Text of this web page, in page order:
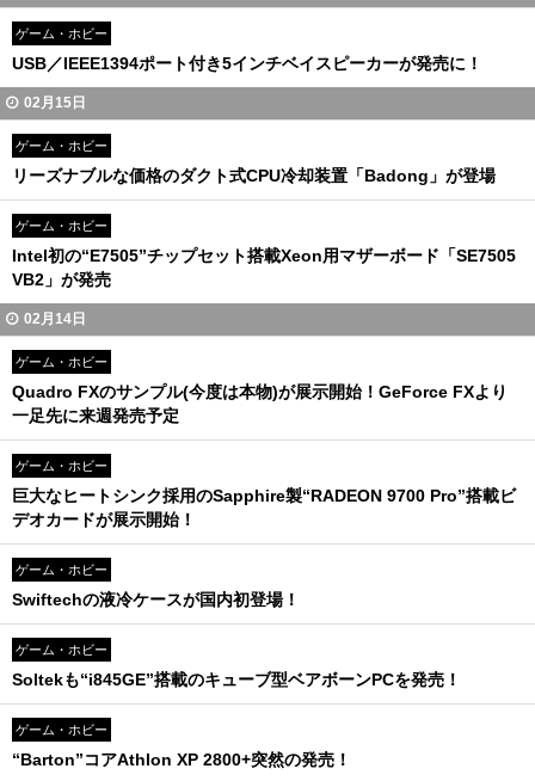
ゲーム・ホビー
USB／IEEE1394ポート付き5インチベイスピーカーが発売に！
02月15日
ゲーム・ホビー
リーズナブルな価格のダクト式CPU冷却装置「Badong」が登場
ゲーム・ホビー
Intel初の“E7505”チップセット搭載Xeon用マザーボード「SE7505
VB2」が発売
02月14日
ゲーム・ホビー
Quadro FXのサンプル(今度は本物)が展示開始！GeForce FXより
一足先に来週発売予定
ゲーム・ホビー
巨大なヒートシンク採用のSapphire製“RADEON 9700 Pro”搭載ビ
デオカードが展示開始！
ゲーム・ホビー
Swiftechの液冷ケースが国内初登場！
ゲーム・ホビー
Soltekも“i845GE”搭載のキューブ型ベアボーンPCを発売！
ゲーム・ホビー
“Barton”コアAthlon XP 2800+突然の発売！